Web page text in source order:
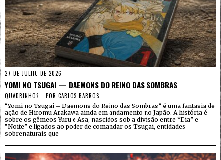
27 DE JULHO DE 2026
YOMI NO TSUGAI — DAEMONS DO REINO DAS SOMBRAS
QUADRINHOS POR CARLOS BARROS
“Yomi no Tsugai – Daemons do Reino das Sombras” é uma fantasia de
ação de Hiromu Arakawa ainda em andamento no Japão. A história é
sobre os gêmeos Yuru e Asa, nascidos sob a divisão entre “Dia” e
“Noite” e ligados ao poder de comandar os Tsugai, entidades
sobrenaturais que